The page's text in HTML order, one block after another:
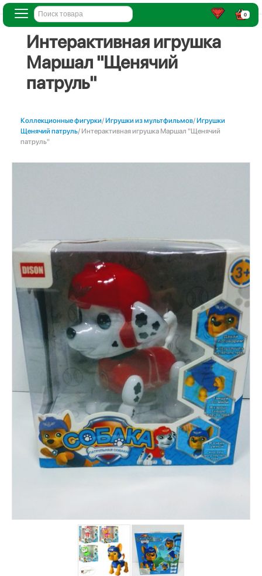
0
Интерактивная игрушка
Маршал "Щенячий
патруль"
Коллекционные фигурки/Игрушки из мультфильмов/Игрушки
Щенячий патруль/ Интерактивная игрушка Маршал "Щенячий
патруль"